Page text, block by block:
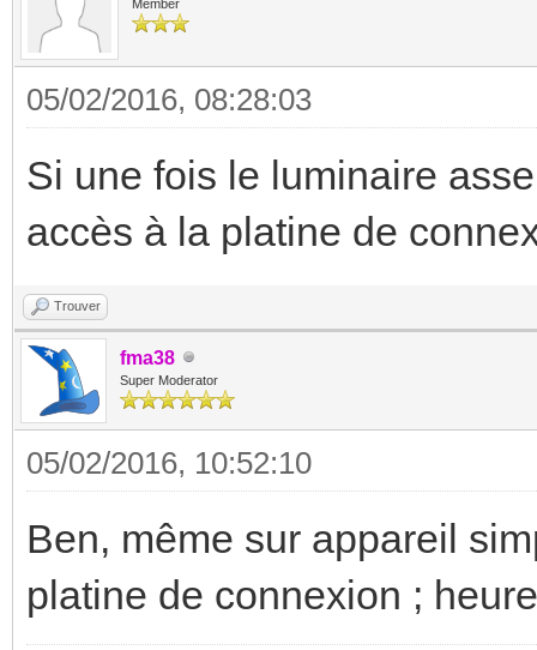
Member
05/02/2016, 08:28:03
Si une fois le luminaire
accès à la platine de
Trouver
fma38
Super Moderator
05/02/2016, 10:52:10
Ben, même sur appareil
platine de connexion ;